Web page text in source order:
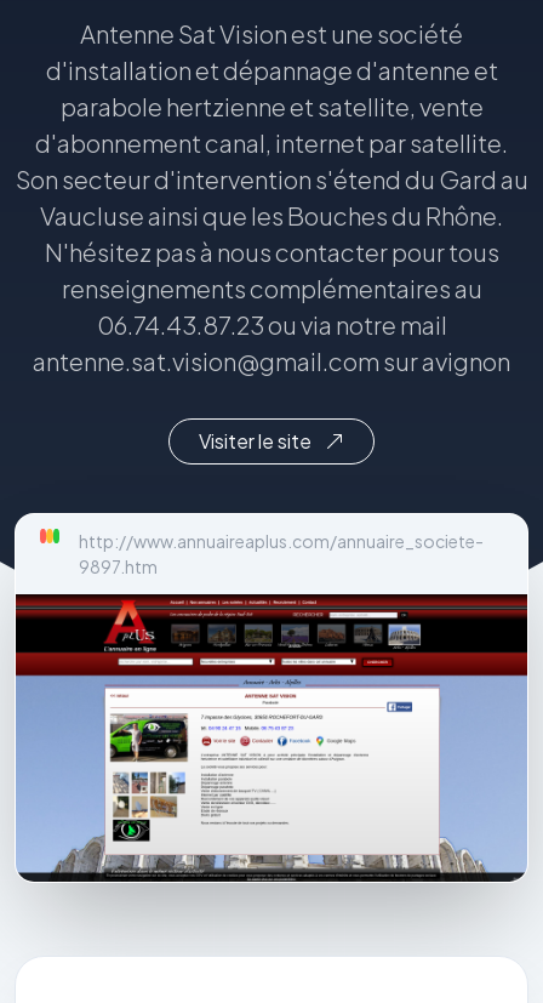
Antenne Sat Vision est une société
d'installation et dépannage d'antenne et
parabole hertzienne et satellite, vente
d'abonnement canal, internet par satellite.
Son secteur d'intervention s'étend du Gard au
Vaucluse ainsi que les Bouches du Rhône.
N'hésitez pas à nous contacter pour tous
renseignements complémentaires au
06.74.43.87.23 ou via notre mail
antenne.sat.vision@gmail.com sur avignon
Visiter le site
http://www.annuaireaplus.com/annuaire_societe-
9897.htm